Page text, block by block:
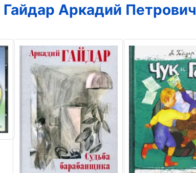
Гайдар Аркадий Петрович